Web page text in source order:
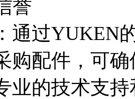
誉
通过YUKEN
购配件，可
业的技术支